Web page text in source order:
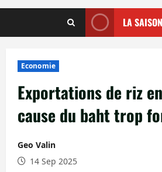
LA
Economie
Exportations de riz
cause du baht trop
Geo Valin
14 Sep 2025